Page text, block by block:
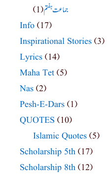
جماعت ہفتم(1)
Info (17)
Inspirational Stories (3)
Lyrics (14)
Maha Tet (5)
Nas (2)
Pesh-E-Dars (1)
QUOTES (10)
Islamic Quotes (5)
Scholarship 5th (17)
Scholarship 8th (12)